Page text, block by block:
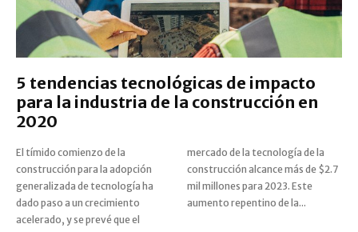
5 tendencias tecnológicas de impacto
para la industria de la construcción en
2020
El tímido comienzo de la
construcción para la adopción
generalizada de tecnología ha
dado paso a un crecimiento
acelerado, y se prevé que el
mercado de la tecnología de la
construcción alcance más de $2.7
mil millones para 2023. Este
aumento repentino de la...